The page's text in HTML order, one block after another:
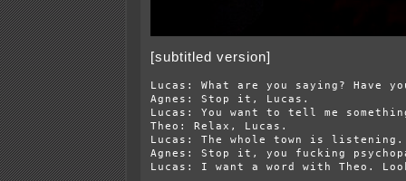
[subtitled version]
Lucas: What are you saying? Have
Agnes: Stop it, Lucas.
Lucas: You want to tell me
Theo: Relax, Lucas.
Lucas: The whole town is
Agnes: Stop it, you fucking
Lucas: I want a word with Theo.